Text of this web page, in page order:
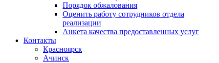
Порядок обжалования
Оценить работу сотрудников отдела
реализации
Анкета качества предоставленных услуг
Контакты
Красноярск
Ачинск